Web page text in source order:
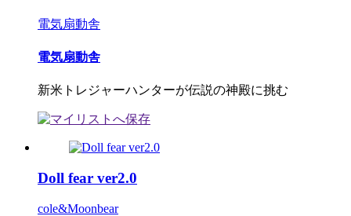
電気扇動舎
電気扇動舎
新米トレジャーハンターが伝説の神殿に挑む
Doll fear ver2.0
cole&Moonbear